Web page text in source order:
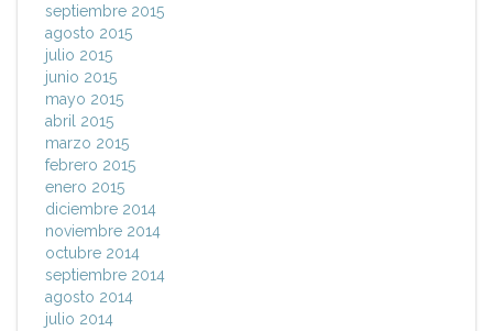
septiembre 2015
agosto 2015
julio 2015
junio 2015
mayo 2015
abril 2015
marzo 2015
febrero 2015
enero 2015
diciembre 2014
noviembre 2014
octubre 2014
septiembre 2014
agosto 2014
julio 2014